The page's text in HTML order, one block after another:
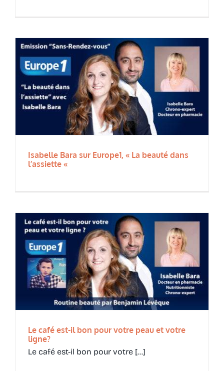
Isabelle Bara sur Europe1, « La beauté dans
l’assiette «
Le café est-il bon pour votre peau et votre
ligne?
Le café est-il bon pour votre [...]